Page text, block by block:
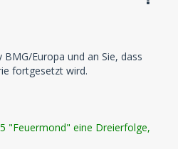
Europa und an Sie, dass
fortgesetzt wird.
"Feuermond" eine Dreierfolge,